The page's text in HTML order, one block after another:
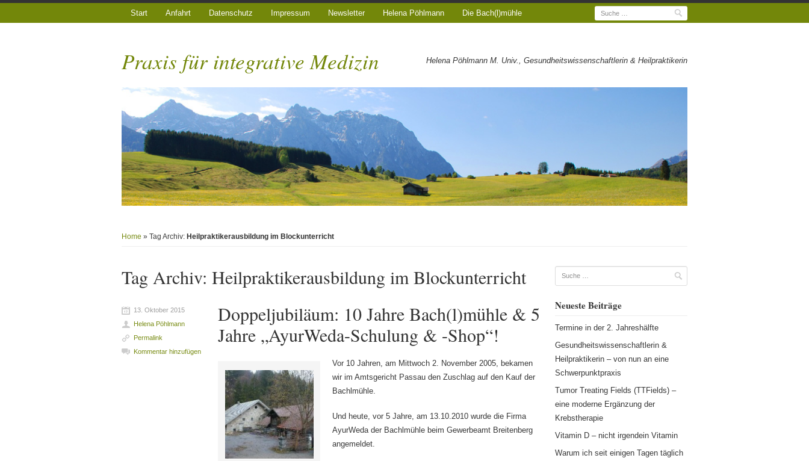
Start Anfahrt Datenschutz Impressum Newsletter Helena Pöhlmann Die Bach(l)mühle Suche
Praxis für integrative Medizin Helena Pöhlmann M. Univ., Gesundheitswissenschaftlerin & Heilpraktikerin
Home » Tag Archiv: Heilpraktikerausbildung im Blockunterricht
Tag Archiv:Heilpraktikerausbildung im Blockunterricht
Doppeljubiläum: 10 Jahre Bach(l)mühle & 5
Jahre „AyurWeda-Schulung & -Shop“!
Vor 10 Jahren, am Mittwoch 2. November 2005, bekamen
wir im Amtsgericht Passau den Zuschlag auf den Kauf der
Bachlmühle.
Und heute, vor 5 Jahre, am 13.10.2010 wurde die Firma
AyurWeda der Bachlmühle beim Gewerbeamt Breitenberg
angemeldet.
13. Oktober 2015
Helena Pöhlmann
Permalink
Kommentar hinzufügen
Suche
Neueste Beiträge
Termine in der 2. Jahreshälfte
Gesundheitswissenschaftlerin &
Heilpraktikerin – von nun an eine
Schwerpunktpraxis
Tumor Treating Fields (TTFields) –
eine moderne Ergänzung der
Krebstherapie
Vitamin D – nicht irgendein Vitamin
Warum ich seit einigen Tagen täglich